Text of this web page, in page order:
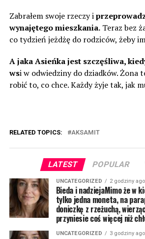
Zabrałem swoje rzeczy i
wynajętego mieszkania.Teraz bez
co tydzień jeżdżę do rodziców, żeby
A jaka Asieńka jest szczęśliwa,
wsi w odwiedziny do dziadków. Żona
robić to, co chce. Każdy żyje tak, jak
RELATED TOPICS: AKSAMIT
LATEST POPULAR
UNCATEGORIZED 2 godziny ago
Bieda i nadziejaMimo że w
tylko jedna moneta, na
doniczkę z rzeżuchą,
przyniesie coś więcej niż
UNCATEGORIZED 3 godziny ago